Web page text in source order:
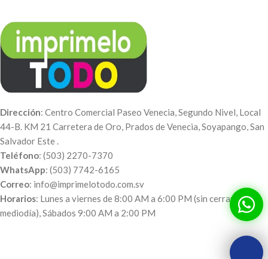
Dirección: Centro Comercial Paseo Venecia, Segundo Nivel, Local
44-B. KM 21 Carretera de Oro, Prados de Venecia, Soyapango, San
Salvador Este .
Teléfono: (503) 2270-7370
WhatsApp: (503) 7742-6165
Correo: info@imprimelotodo.com.sv
Horarios: Lunes a viernes de 8:00 AM a 6:00 PM (sin cerrar al
mediodía), Sábados 9:00 AM a 2:00 PM